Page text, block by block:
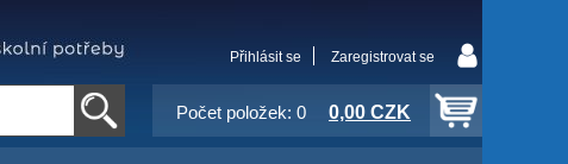
Přihlásit se Zaregistrovat se
Počet položek: 0 0,00 CZK